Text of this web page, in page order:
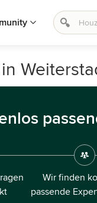
Wir finden
passende